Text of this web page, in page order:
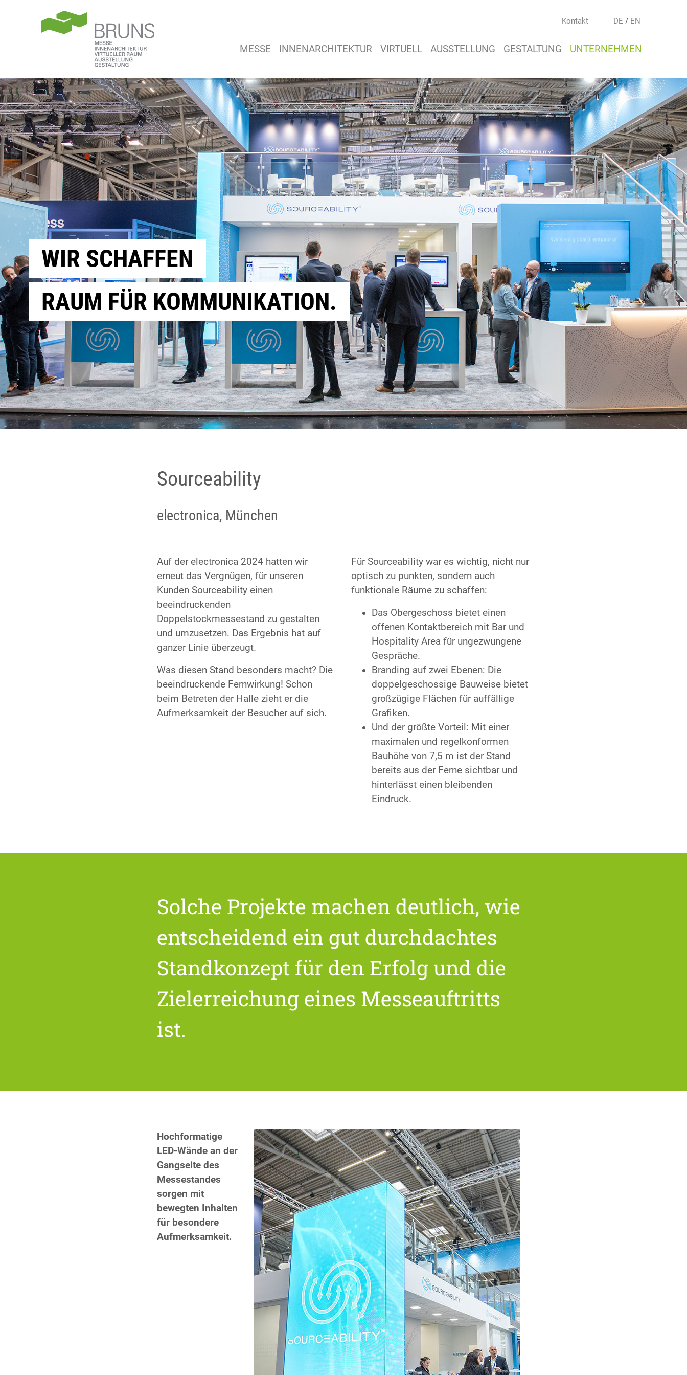
Kontakt DE / EN
MESSE INNENARCHITEKTUR VIRTUELL AUSSTELLUNG GESTALTUNG UNTERNEHMEN
WIR SCHAFFEN
RAUM FÜR KOMMUNIKATION.
Sourceability
electronica, München
Auf der electronica 2024 hatten wir
erneut das Vergnügen, für unseren
Kunden Sourceability einen
beeindruckenden
Doppelstockmessestand zu gestalten
und umzusetzen. Das Ergebnis hat auf
ganzer Linie überzeugt.
Was diesen Stand besonders macht? Die
beeindruckende Fernwirkung! Schon
beim Betreten der Halle zieht er die
Aufmerksamkeit der Besucher auf sich.
Für Sourceability war es wichtig, nicht nur
optisch zu punkten, sondern auch
funktionale Räume zu schaffen:
Das Obergeschoss bietet einen
offenen Kontaktbereich mit Bar und
Hospitality Area für ungezwungene
Gespräche.
Branding auf zwei Ebenen: Die
doppelgeschossige Bauweise bietet
großzügige Flächen für auffällige
Grafiken.
Und der größte Vorteil: Mit einer
maximalen und regelkonformen
Bauhöhe von 7,5 m ist der Stand
bereits aus der Ferne sichtbar und
hinterlässt einen bleibenden
Eindruck.
Solche Projekte machen deutlich, wie
entscheidend ein gut durchdachtes
Standkonzept für den Erfolg und die
Zielerreichung eines Messeauftritts
ist.
Hochformatige
LED-Wände an der
Gangseite des
Messestandes
sorgen mit
bewegten Inhalten
für besondere
Aufmerksamkeit.